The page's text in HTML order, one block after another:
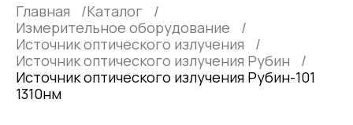
Главная
Каталог
Измерительное оборудование
Источник оптического излучения
Источник оптического излучения Рубин
Источник оптического излучения Рубин-101
1310нм